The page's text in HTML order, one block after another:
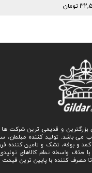
تومان
بزرگترین و قدیمی ترین شرکت ها
می باشد. تولید کننده مبلمان،
کمد و بوفه، تشک و تامین کننده
حذف واسطه تمام کالاهای
تا مصرف کننده با پایین ترین